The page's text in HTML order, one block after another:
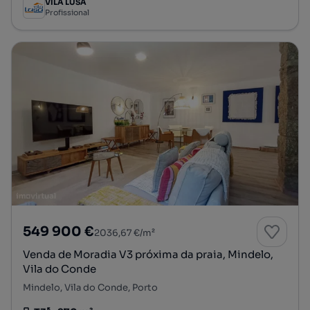
VILA LUSA
Profissional
549 900 €2036,67 €/m²
Venda de Moradia V3 próxima da praia, Mindelo,
Vila do Conde
Mindelo, Vila do Conde, Porto